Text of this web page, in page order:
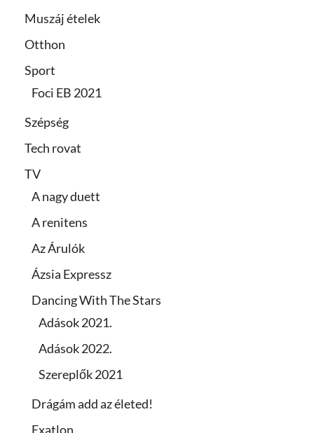
Muszáj ételek
Otthon
Sport
Foci EB 2021
Szépség
Tech rovat
TV
A nagy duett
A renitens
Az Árulók
Ázsia Expressz
Dancing With The Stars
Adások 2021.
Adások 2022.
Szereplők 2021
Drágám add az életed!
Exatlon